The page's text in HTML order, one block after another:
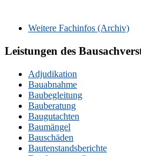
Weitere Fachinfos (Archiv)
Leistungen des
Adjudikation
Bauabnahme
Baubegleitung
Bauberatung
Baugutachten
Baumängel
Bauschäden
Bautenstandsberichte